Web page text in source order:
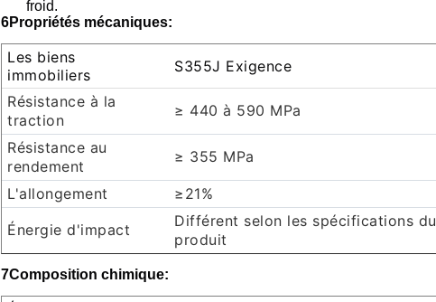
froid.
6Propriétés mécaniques:
Les biens
immobiliers
S355J Exigence
Résistance à la
traction
≥ 440 à 590 MPa
Résistance au
rendement
≥ 355 MPa
L'allongement ≥21%
Énergie d'impact
Différent selon les spécifications du
produit
7Composition chimique: